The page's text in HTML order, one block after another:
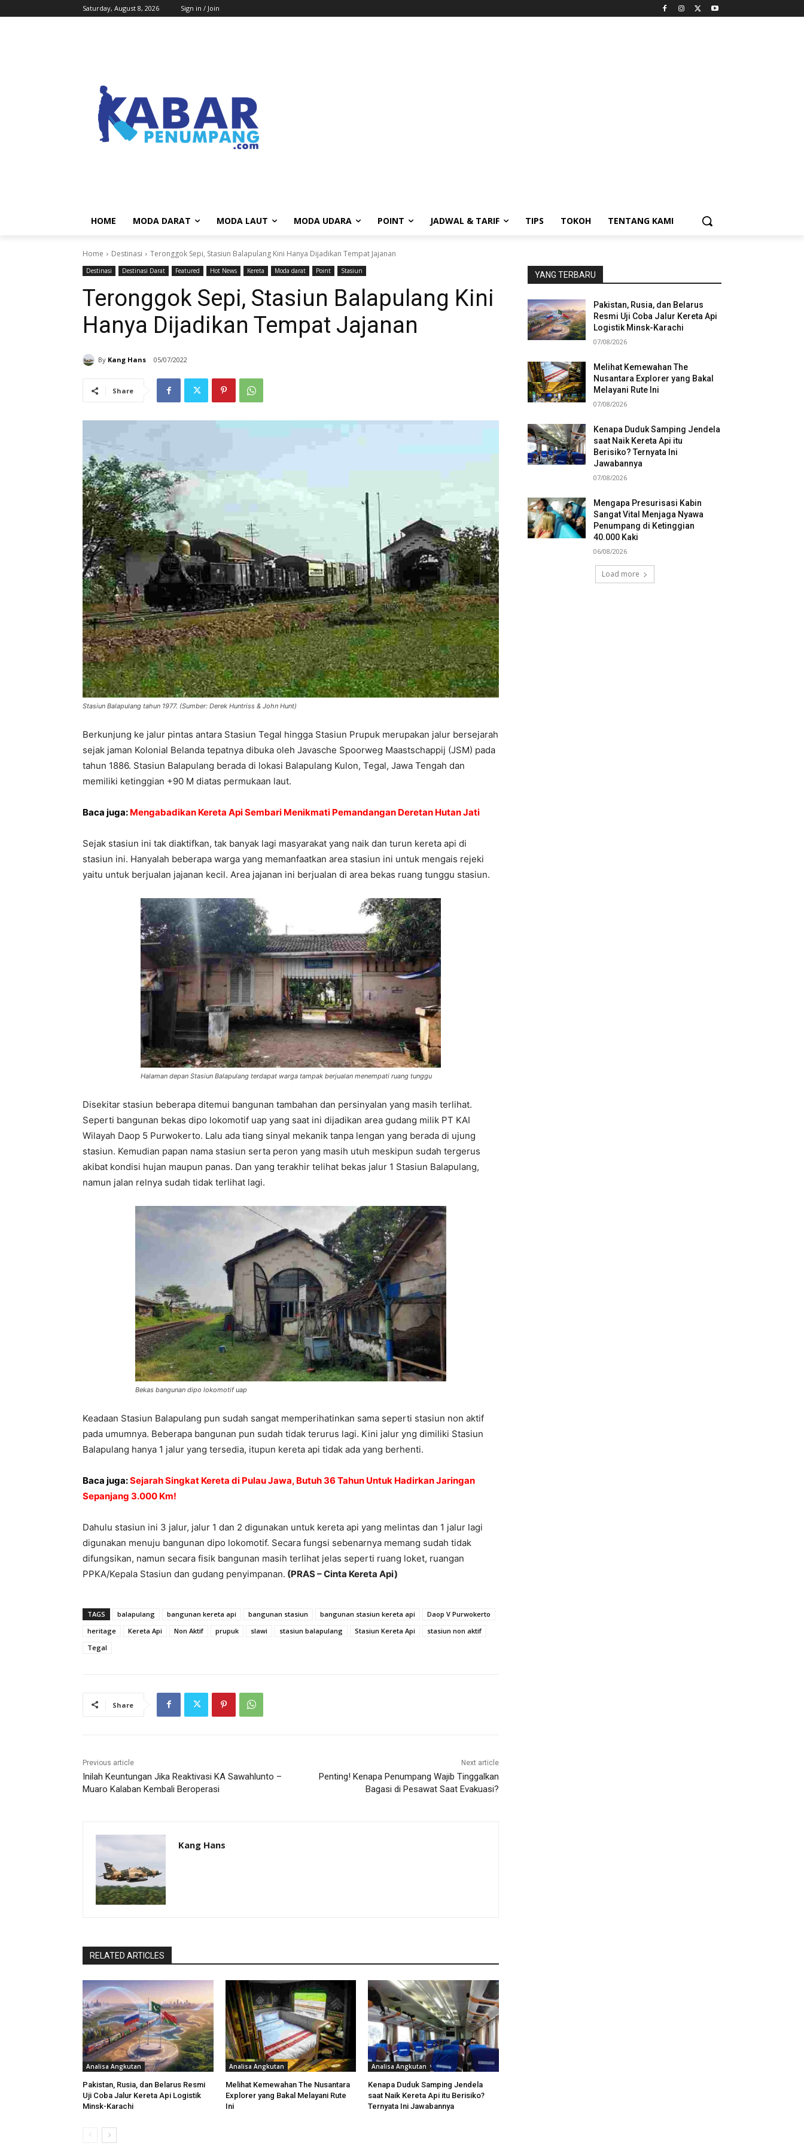
Saturday, August 8, 2026 Sign in / Join
HOME MODA DARAT MODA LAUT MODA UDARA POINT JADWAL & TARIF TIPS TOKOH TENTANG KAMI
Home Destinasi Teronggok Sepi, Stasiun Balapulang Kini Hanya Dijadikan Tempat Jajanan
Destinasi Destinasi Darat Featured Hot News Kereta Moda darat Point Stasiun
Teronggok Sepi, Stasiun Balapulang Kini
Hanya Dijadikan Tempat Jajanan
By Kang Hans 05/07/2022
Share
Stasiun Balapulang tahun 1977. (Sumber: Derek Huntriss & John Hunt)
Berkunjung ke jalur pintas antara Stasiun Tegal hingga Stasiun Prupuk merupakan jalur bersejarah
sejak jaman Kolonial Belanda tepatnya dibuka oleh Javasche Spoorweg Maastschappij (JSM) pada
tahun 1886. Stasiun Balapulang berada di lokasi Balapulang Kulon, Tegal, Jawa Tengah dan
memiliki ketinggian +90 M diatas permukaan laut.
Baca juga: Mengabadikan Kereta Api Sembari Menikmati Pemandangan Deretan Hutan Jati
Sejak stasiun ini tak diaktifkan, tak banyak lagi masyarakat yang naik dan turun kereta api di
stasiun ini. Hanyalah beberapa warga yang memanfaatkan area stasiun ini untuk mengais rejeki
yaitu untuk berjualan jajanan kecil. Area jajanan ini berjualan di area bekas ruang tunggu stasiun.
Halaman depan Stasiun Balapulang terdapat warga tampak berjualan menempati ruang tunggu
Disekitar stasiun beberapa ditemui bangunan tambahan dan persinyalan yang masih terlihat.
Seperti bangunan bekas dipo lokomotif uap yang saat ini dijadikan area gudang milik PT KAI
Wilayah Daop 5 Purwokerto. Lalu ada tiang sinyal mekanik tanpa lengan yang berada di ujung
stasiun. Kemudian papan nama stasiun serta peron yang masih utuh meskipun sudah tergerus
akibat kondisi hujan maupun panas. Dan yang terakhir telihat bekas jalur 1 Stasiun Balapulang,
namun jalan relnya sudah tidak terlihat lagi.
Bekas bangunan dipo lokomotif uap
Keadaan Stasiun Balapulang pun sudah sangat memperihatinkan sama seperti stasiun non aktif
pada umumnya. Beberapa bangunan pun sudah tidak terurus lagi. Kini jalur yng dimiliki Stasiun
Balapulang hanya 1 jalur yang tersedia, itupun kereta api tidak ada yang berhenti.
Baca juga:Sejarah Singkat Kereta di Pulau Jawa, Butuh 36 Tahun Untuk Hadirkan Jaringan
Sepanjang 3.000 Km!
Dahulu stasiun ini 3 jalur, jalur 1 dan 2 digunakan untuk kereta api yang melintas dan 1 jalur lagi
digunakan menuju bangunan dipo lokomotif. Secara fungsi sebenarnya memang sudah tidak
difungsikan, namun secara fisik bangunan masih terlihat jelas seperti ruang loket, ruangan
PPKA/Kepala Stasiun dan gudang penyimpanan. (PRAS – Cinta Kereta Api)
TAGS balapulang bangunan kereta api bangunan stasiun bangunan stasiun kereta api
Daop V Purwokerto
heritage
Kereta Api Non Aktif prupuk slawi stasiun balapulang Stasiun Kereta Api
stasiun non aktif
Tegal
Share
Previous article
Inilah Keuntungan Jika Reaktivasi KA Sawahlunto –
Muaro Kalaban Kembali Beroperasi
Next article
Penting! Kenapa Penumpang Wajib Tinggalkan
Bagasi di Pesawat Saat Evakuasi?
Kang Hans
RELATED ARTICLES
Analisa Angkutan
Pakistan, Rusia, dan Belarus Resmi
Uji Coba Jalur Kereta Api Logistik
Minsk-Karachi
Analisa Angkutan
Melihat Kemewahan The Nusantara
Explorer yang Bakal Melayani Rute
Ini
Analisa Angkutan
Kenapa Duduk Samping Jendela
saat Naik Kereta Api itu Berisiko?
Ternyata Ini Jawabannya
YANG TERBARU
Pakistan, Rusia, dan Belarus
Resmi Uji Coba Jalur Kereta Api
Logistik Minsk-Karachi
07/08/2026
Melihat Kemewahan The
Nusantara Explorer yang Bakal
Melayani Rute Ini
07/08/2026
Kenapa Duduk Samping Jendela
saat Naik Kereta Api itu
Berisiko? Ternyata Ini
Jawabannya
07/08/2026
Mengapa Presurisasi Kabin
Sangat Vital Menjaga Nyawa
Penumpang di Ketinggian
40.000 Kaki
06/08/2026
Load more